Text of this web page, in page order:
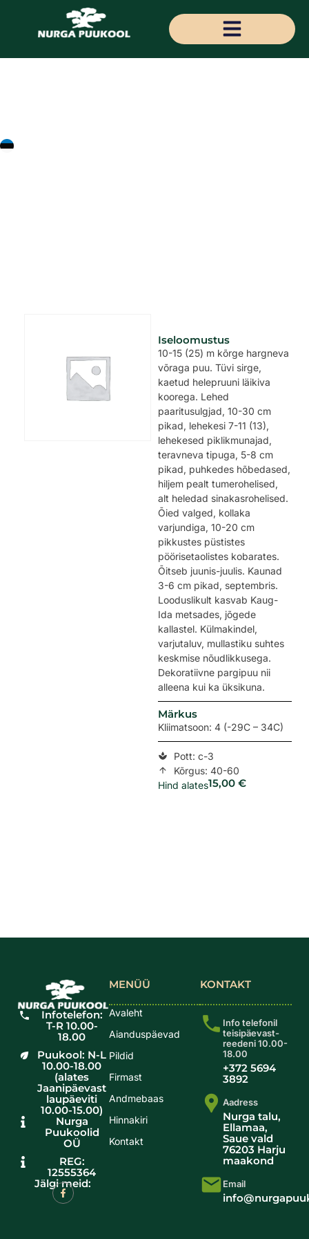
Iseloomustus
10-15 (25) m kõrge hargneva
võraga puu. Tüvi sirge,
kaetud helepruuni läikiva
koorega. Lehed
paaritusulgjad, 10-30 cm
pikad, lehekesi 7-11 (13),
lehekesed piklikmunajad,
teravneva tipuga, 5-8 cm
pikad, puhkedes hõbedased,
hiljem pealt tumerohelised,
alt heledad sinakasrohelised.
Õied valged, kollaka
varjundiga, 10-20 cm
pikkustes püstistes
pöörisetaolistes kobarates.
Õitseb juunis-juulis. Kaunad
3-6 cm pikad, septembris.
Looduslikult kasvab Kaug-
Ida metsades, jõgede
kallastel. Külmakindel,
varjutaluv, mullastiku suhtes
keskmise nõudlikkusega.
Dekoratiivne pargipuu nii
alleena kui ka üksikuna.
Märkus
Kliimatsoon: 4 (-29C – 34C)
Pott: c-3
Kõrgus: 40-60
Hind alates15,00€
Infotelefon:
T-R 10.00-
18.00
Puukool: N-L
10.00-18.00
(alates
Jaanipäevast
laupäeviti
10.00-15.00)
Nurga
Puukoolid
OÜ
REG:
12555364
Jälgi meid:
MENÜÜ
Avaleht
Aianduspäevad
Pildid
Firmast
Andmebaas
Hinnakiri
Kontakt
KONTAKT
Info telefonil
teisipäevast-
reedeni 10.00-
18.00
+372 5694
3892
Aadress
Nurga talu,
Ellamaa,
Saue vald
76203 Harju
maakond
Email